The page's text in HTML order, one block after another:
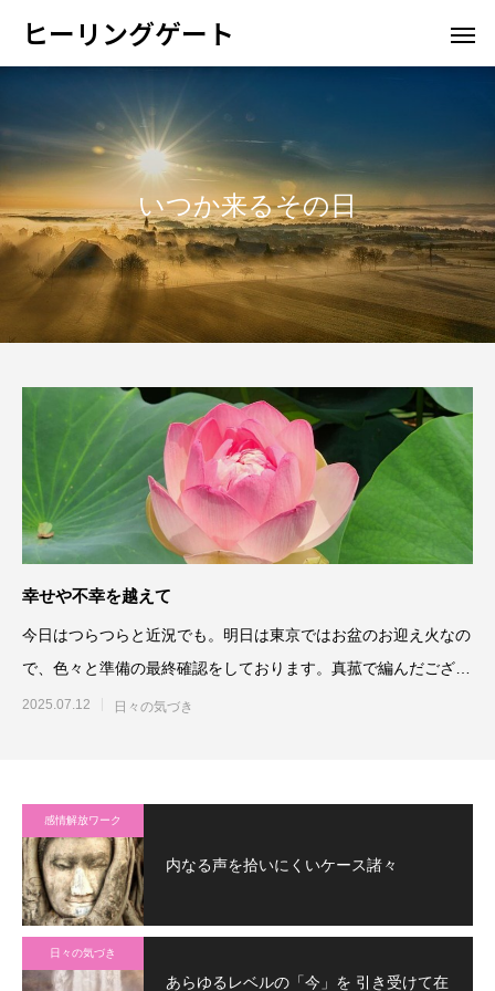
ヒーリングゲート
いつか来るその日
幸せや不幸を越えて
今日はつらつらと近況でも。明日は東京ではお盆のお迎え火なの
で、色々と準備の最終確認をしております。真菰で編んだござも
精霊馬も準備完
2025.07.12 日々の気づき
感情解放ワーク
内なる声を拾いにくいケース諸々
日々の気づき
あらゆるレベルの「今」を 引き受けて在